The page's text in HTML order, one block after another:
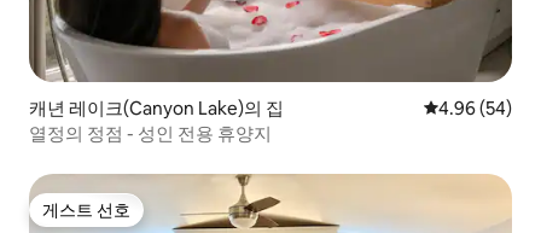
캐년 레이크(Canyon Lake)의 집 평점 4.96점(5
4.96 (54)
열정의 정점 - 성인 전용 휴양지
게스트 선호
게스트 선호